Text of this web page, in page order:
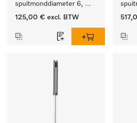
spuitmonddiameter 6,
lengte 210 mm, 5 stuks
125,00 € excl. BTW